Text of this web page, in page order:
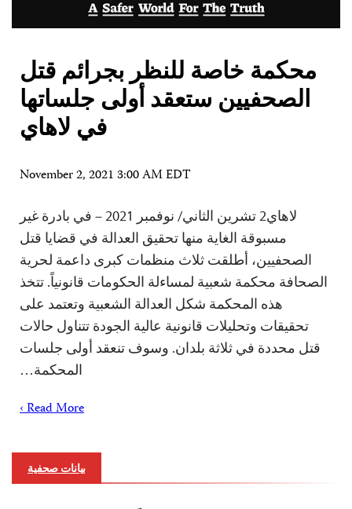
محكمة خاصة للنظر بجرائم قتل
الصحفيين ستعقد أولى جلساتها
في لاهاي
November 2, 2021 3:00 AM EDT
لاهاي2 تشرين الثاني/ نوفمبر 2021 – في بادرة غير
مسبوقة الغاية منها تحقيق العدالة في قضايا قتل
الصحفيين، أطلقت ثلاث منظمات كبرى داعمة لحرية
الصحافة محكمة شعبية لمساءلة الحكومات قانونياً. تتخذ
هذه المحكمة شكل العدالة الشعبية وتعتمد على
تحقيقات وتحليلات قانونية عالية الجودة تتناول حالات
قتل محددة في ثلاثة بلدان. وسوف تنعقد أولى جلسات
المحكمة…
Read More ›
بيانات صحفية